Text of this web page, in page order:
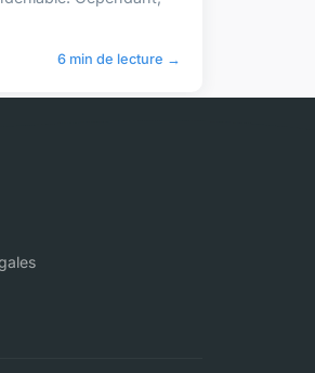
6 min de lecture →